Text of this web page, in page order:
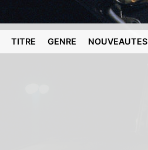
TITRE GENRE NOUVEAUTES